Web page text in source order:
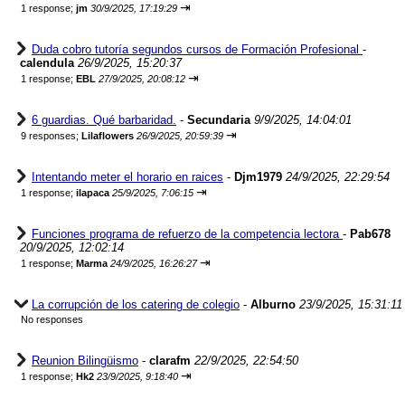
1 response; jm 30/9/2025, 17:19:29 ⇥
Duda cobro tutoría segundos cursos de Formación Profesional -
calendula 26/9/2025, 15:20:37
1 response; EBL 27/9/2025, 20:08:12 ⇥
6 guardias. Qué barbaridad. - Secundaria 9/9/2025, 14:04:01
9 responses; Lilaflowers 26/9/2025, 20:59:39 ⇥
Intentando meter el horario en raices - Djm1979 24/9/2025, 22:29:54
1 response; ilapaca 25/9/2025, 7:06:15 ⇥
Funciones programa de refuerzo de la competencia lectora - Pab678
20/9/2025, 12:02:14
1 response; Marma 24/9/2025, 16:26:27 ⇥
La corrupción de los catering de colegio - Alburno 23/9/2025, 15:31:11
No responses
Reunion Bilingüismo - clarafm 22/9/2025, 22:54:50
1 response; Hk2 23/9/2025, 9:18:40 ⇥